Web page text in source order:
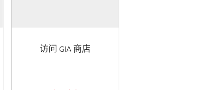
访问 GIA 商店